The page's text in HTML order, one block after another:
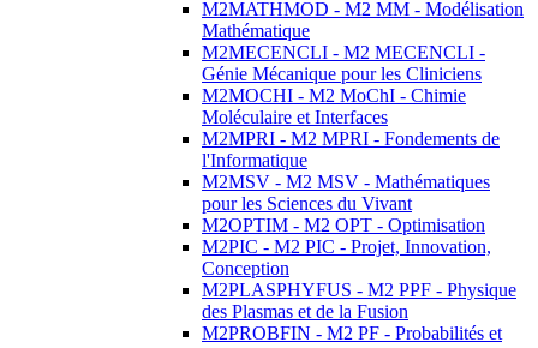
M2MATHMOD - M2 MM - Modélisation
Mathématique
M2MECENCLI - M2 MECENCLI -
Génie Mécanique pour les Cliniciens
M2MOCHI - M2 MoChI - Chimie
Moléculaire et Interfaces
M2MPRI - M2 MPRI - Fondements de
l'Informatique
M2MSV - M2 MSV - Mathématiques
pour les Sciences du Vivant
M2OPTIM - M2 OPT - Optimisation
M2PIC - M2 PIC - Projet, Innovation,
Conception
M2PLASPHYFUS - M2 PPF - Physique
des Plasmas et de la Fusion
M2PROBFIN - M2 PF - Probabilités et